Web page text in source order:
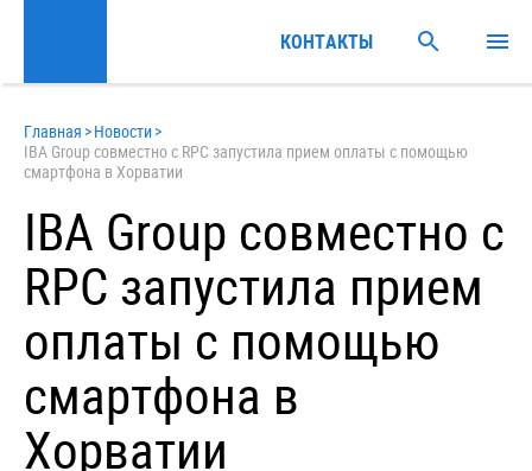
Главная >Новости>
IBA Group совместно с RPC запустила прием оплаты с помощью
смартфона в Хорватии
IBA Group совместно с
RPC запустила прием
оплаты с помощью
смартфона в
Хорватии
КОНТАКТЫ